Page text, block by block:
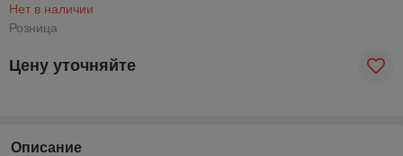
Нет в наличии
Розница
Цену уточняйте
Описание